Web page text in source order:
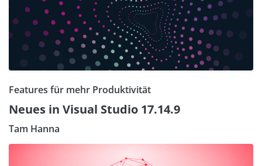
Features für mehr Produktivität
Neues in Visual Studio 17.14.9
Tam Hanna